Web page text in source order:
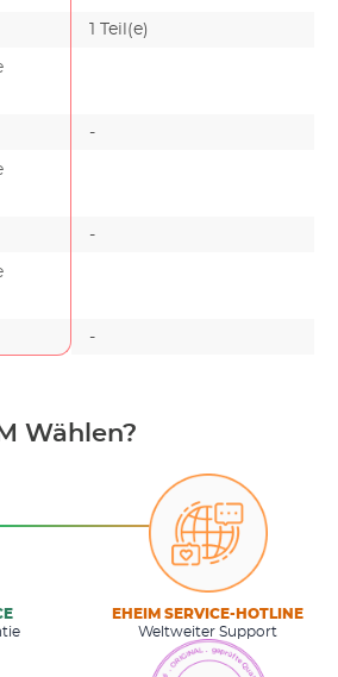
1 Teil(e)
-
-
-
Wählen?
EHEIM SERVICE-HOTLINE
Weltweiter Support